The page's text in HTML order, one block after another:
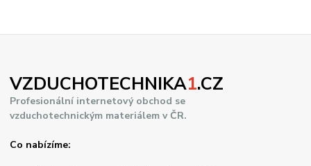
VZDUCHOTECHNIKA1.CZ
Profesionální internetový obchod se
vzduchotechnickým materiálem v ČR.
Co nabízíme: